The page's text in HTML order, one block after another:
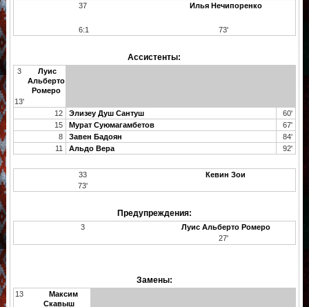
37 Илья Нечипоренко
6:1 73'
Ассистенты:
3
Луис
Альберто
Ромеро
13'
12
Элизеу Душ Сантуш
60'
15
Мурат Суюмагамбетов
67'
8
Завен Бадоян
84'
11
Альдо Вера 92'
33
Кевин Зои
73'
Предупреждения:
3
Луис Альберто Ромеро
27'
Замены:
13
Максим
Скавыш